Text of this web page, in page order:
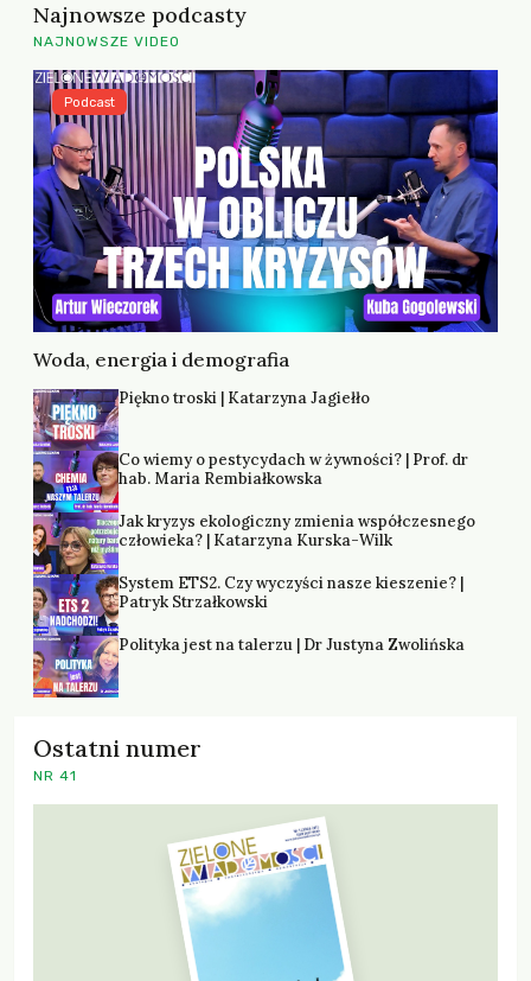
Najnowsze podcasty
NAJNOWSZE VIDEO
Woda, energia i demografia
Podcast
Piękno troski | Katarzyna Jagiełło
Co wiemy o pestycydach w żywności? | Prof. dr
hab. Maria Rembiałkowska
Jak kryzys ekologiczny zmienia współczesnego
człowieka? | Katarzyna Kurska-Wilk
System ETS2. Czy wyczyści nasze kieszenie? |
Patryk Strzałkowski
Polityka jest na talerzu | Dr Justyna Zwolińska
Ostatni numer
NR 41